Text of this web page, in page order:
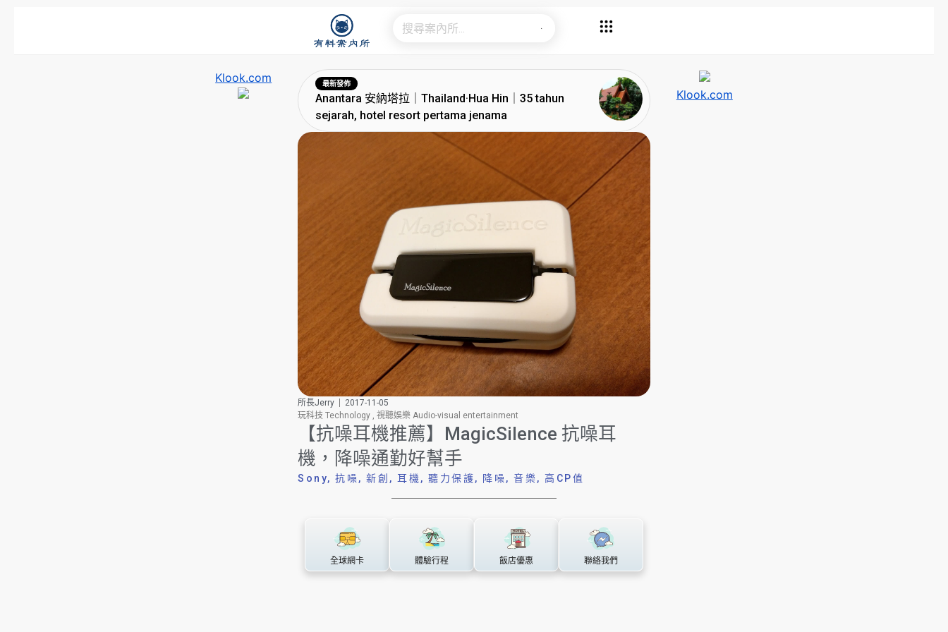
Klook.com 最新發佈
Anantara 安納塔拉｜Thailand·Hua Hin｜35 tahun
sejarah, hotel resort pertama jenama
所長Jerry
2017-11-05
玩科技 Technology
視聽娛樂 Audio-visual entertainment
【抗噪耳機推薦】MagicSilence 抗噪耳
機，降噪通勤好幫手
Sony, 抗噪, 新創 , 耳機 , 聽力保護, 降噪, 音樂, 高CP值
全球網卡 體驗行程 飯店優惠 聯絡我們
Klook.com